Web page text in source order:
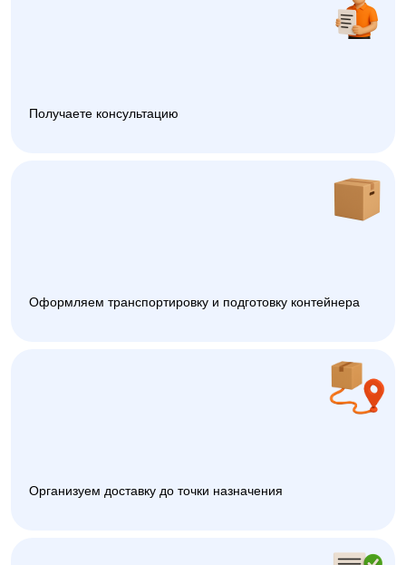
Получаете консультацию
Оформляем транспортировку и подготовку контейнера
Организуем доставку до точки назначения